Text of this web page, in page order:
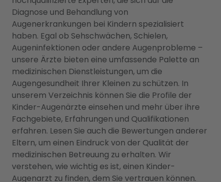
Diagnose und Behandlung von
Augenerkrankungen bei Kindern spezialisiert
haben. Egal ob Sehschwächen, Schielen,
Augeninfektionen oder andere Augenprobleme –
unsere Ärzte bieten eine umfassende Palette an
medizinischen Dienstleistungen, um die
Augengesundheit Ihrer Kleinen zu schützen. In
unserem Verzeichnis können Sie die Profile der
Kinder-Augenärzte einsehen und mehr über ihre
Fachgebiete, Erfahrungen und Qualifikationen
erfahren. Lesen Sie auch die Bewertungen anderer
Eltern, um einen Eindruck von der Qualität der
medizinischen Betreuung zu erhalten. Wir
verstehen, wie wichtig es ist, einen Kinder-
Augenarzt zu finden, dem Sie vertrauen können.